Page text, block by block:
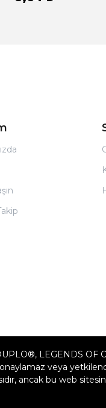
LEGENDS OF
veya
ancak bu web